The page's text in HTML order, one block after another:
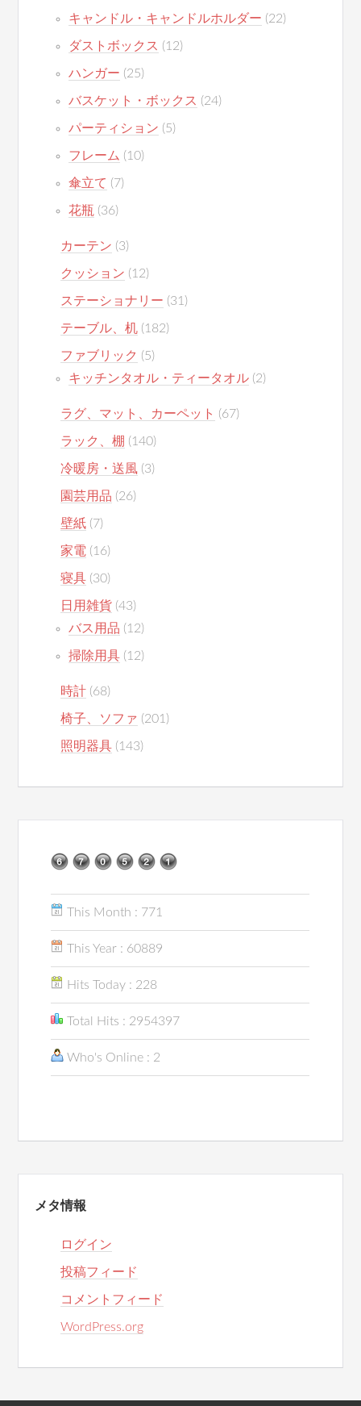
キャンドル・キャンドルホルダー (22)
ダストボックス (12)
ハンガー (25)
バスケット・ボックス (24)
パーティション (5)
フレーム (10)
傘立て (7)
花瓶 (36)
カーテン (3)
クッション (12)
ステーショナリー (31)
テーブル、机 (182)
ファブリック (5)
キッチンタオル・ティータオル (2)
ラグ、マット、カーペット (67)
ラック、棚 (140)
冷暖房・送風 (3)
園芸用品 (26)
壁紙 (7)
家電 (16)
寝具 (30)
日用雑貨 (43)
バス用品 (12)
掃除用具 (12)
時計 (68)
椅子、ソファ (201)
照明器具 (143)
This Month : 771
This Year : 60889
Hits Today : 228
Total Hits : 2954397
Who's Online : 2
メタ情報
ログイン
投稿フィード
コメントフィード
WordPress.org